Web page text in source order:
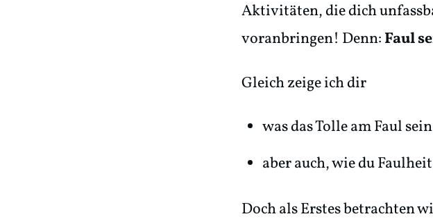
Aktivitäten, die dich
voranbringen! Denn:Faul
Gleich zeige ich dir
was das Tolle am Faul
aber auch, wie du
Doch als Erstes betrachten